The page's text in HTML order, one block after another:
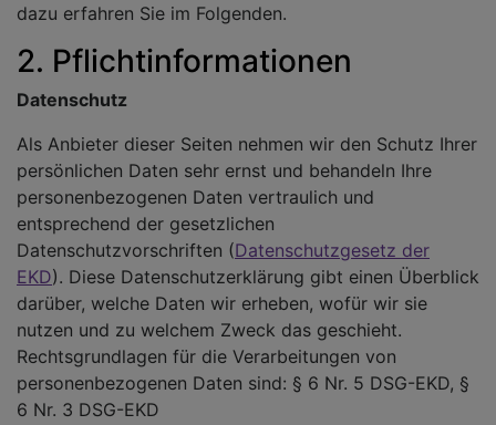
dazu erfahren Sie im Folgenden.
2. Pflichtinformationen
Datenschutz
Als Anbieter dieser Seiten nehmen wir den Schutz Ihrer
persönlichen Daten sehr ernst und behandeln Ihre
personenbezogenen Daten vertraulich und
entsprechend der gesetzlichen
Datenschutzvorschriften (Datenschutzgesetz der
EKD). Diese Datenschutzerklärung gibt einen Überblick
darüber, welche Daten wir erheben, wofür wir sie
nutzen und zu welchem Zweck das geschieht.
Rechtsgrundlagen für die Verarbeitungen von
personenbezogenen Daten sind: § 6 Nr. 5 DSG-EKD, §
6 Nr. 3 DSG-EKD